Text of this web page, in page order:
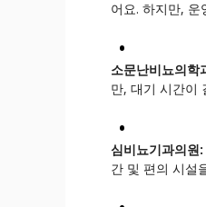
어요. 하지만,
소문난비뇨의학
만, 대기 시간이
심비뇨기과의원:
간 및 편의 시설